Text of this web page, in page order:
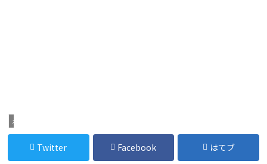
メイク
Twitter Facebook はてブ